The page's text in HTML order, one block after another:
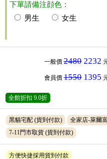
下單請備注顔色：
男生
女生
一般價 2480 2232
會員價 1550 1395
全館折扣 9.0折
黑貓宅配 (貨到付款) 全家店-萊爾
7-11門市取貨 (貨到付款)
方便快捷採用貨到付款